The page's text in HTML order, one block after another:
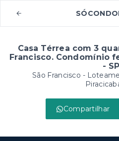
Casa Térrea com 3
Francisco. Condomínio
- SP
São Francisco -
Compartilhar